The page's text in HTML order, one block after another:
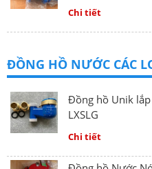
Chi tiết
ĐỒNG HỒ NƯỚC CÁC
Đồng hồ Unik
LXSLG
Chi tiết